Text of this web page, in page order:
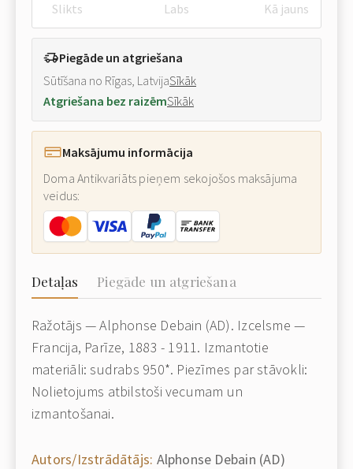
Slikts Labs Kā jauns
Piegāde un atgriešana
Sūtīšana no Rīgas, LatvijaSīkāk
Atgriešana bez raizēmSīkāk
Maksājumu informācija
Doma Antikvariāts pieņem sekojošos maksājuma
veidus:
Detaļas Piegāde un atgriešana
Ražotājs — Alphonse Debain (AD). Izcelsme —
Francija, Parīze, 1883 - 1911. Izmantotie
materiāli: sudrabs 950*. Piezīmes par stāvokli:
Nolietojums atbilstoši vecumam un
izmantošanai.
Autors/Izstrādātājs: Alphonse Debain (AD)